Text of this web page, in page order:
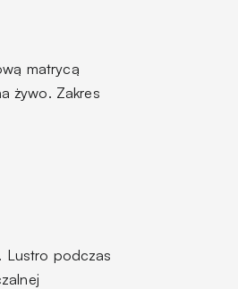
matrycą
żywo. Zakres
Lustro podczas